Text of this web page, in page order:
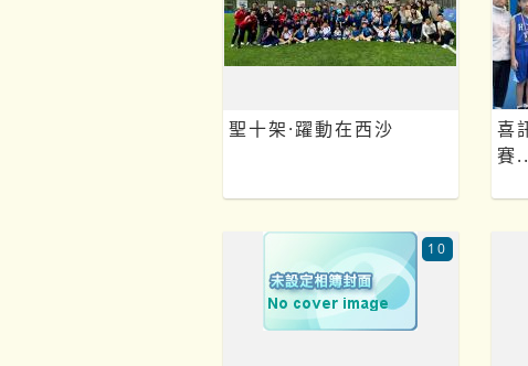
聖十架·躍動在西沙
喜
賽
10